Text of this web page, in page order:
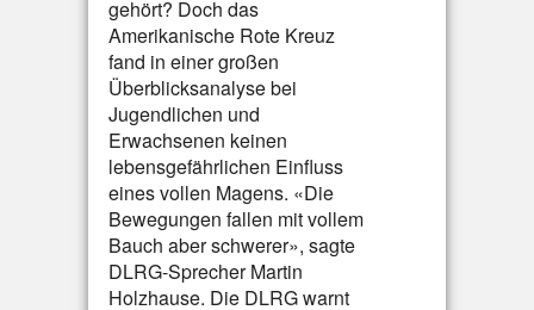
gehört? Doch das
Amerikanische Rote Kreuz
fand in einer großen
Überblicksanalyse bei
Jugendlichen und
Erwachsenen keinen
lebensgefährlichen Einfluss
eines vollen Magens. «Die
Bewegungen fallen mit vollem
Bauch aber schwerer», sagte
DLRG-Sprecher Martin
Holzhause. Die DLRG warnt